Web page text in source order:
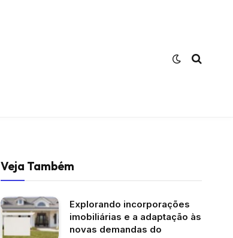
Veja Também
Explorando incorporações
imobiliárias e a adaptação às
novas demandas do